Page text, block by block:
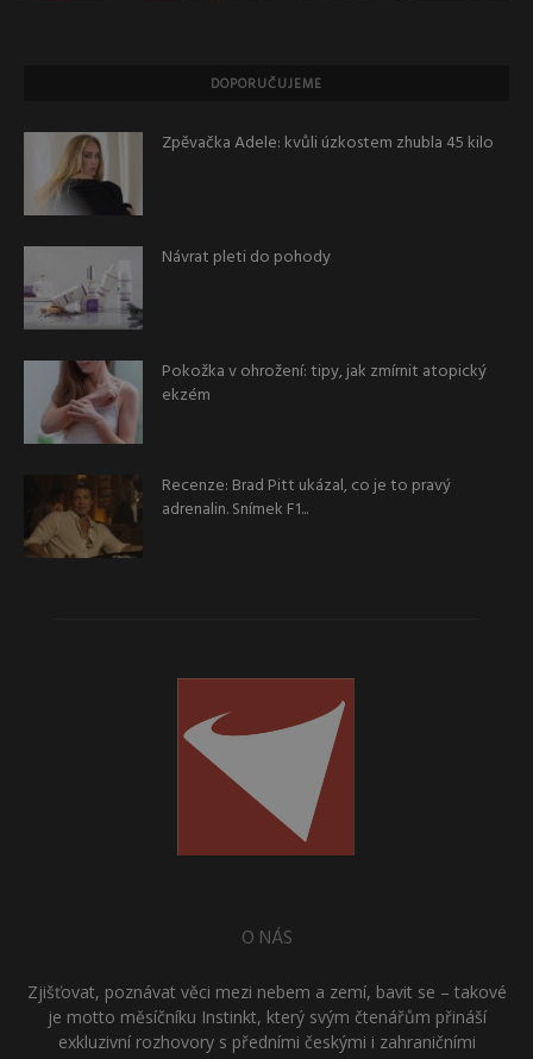
DOPORUČUJEME
Zpěvačka Adele: kvůli úzkostem zhubla 45 kilo
Návrat pleti do pohody
Pokožka v ohrožení: tipy, jak zmírnit atopický
ekzém
Recenze: Brad Pitt ukázal, co je to pravý
adrenalin. Snímek F1...
O NÁS
Zjišťovat, poznávat věci mezi nebem a zemí, bavit se – takové
je motto měsíčníku Instinkt, který svým čtenářům přináší
exkluzivní rozhovory s předními českými i zahraničními